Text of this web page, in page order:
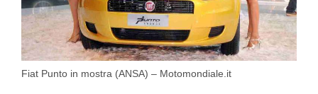
Fiat Punto in mostra (ANSA) – Motomondiale.it